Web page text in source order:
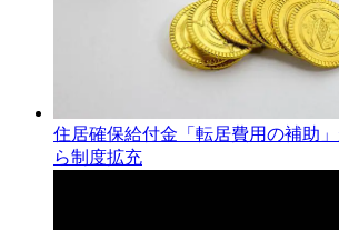
住居確保給付金「転居費用の補助
ら制度拡充